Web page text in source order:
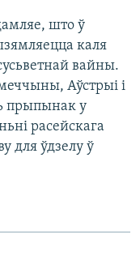
што ў
каля
вайны.
Аўстрыі і
прыпынак у
расейскага
для ўдзелу ў